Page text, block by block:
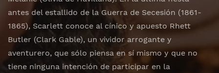
antes del estallido de la Guerra de Secesión (1861-
1865), Scarlett conoce al cínico y apuesto Rhett
Butler (Clark Gable), un vividor arrogante y
aventurero, que sólo piensa en sí mismo y que no
tiene ninguna intención de participar en la